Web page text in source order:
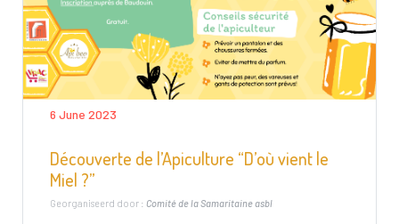
6 June 2023
Découverte de l’Apiculture “D’où vient le
Miel ?”
Georganiseerd door : Comité de la Samaritaine asbl